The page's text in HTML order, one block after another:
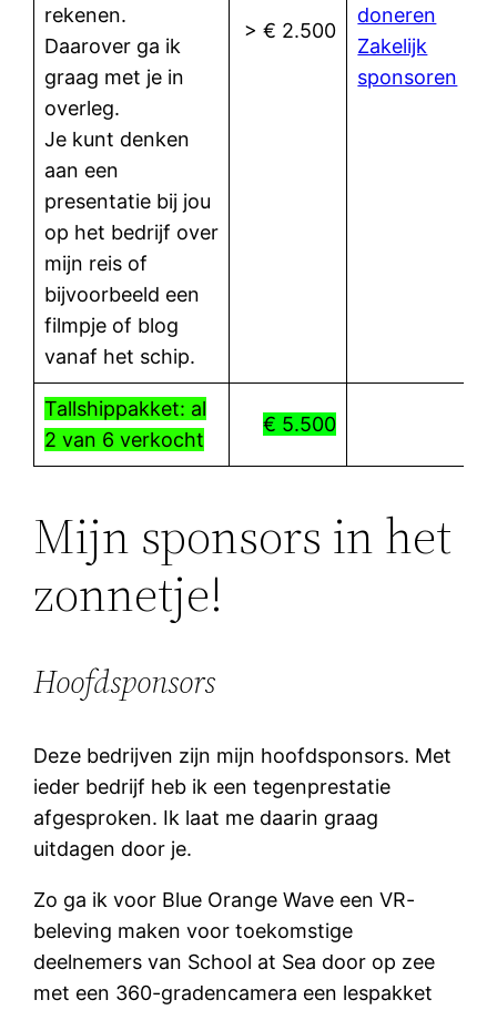
rekenen.
Daarover ga ik
graag met je in
overleg.
Je kunt denken
aan een
presentatie bij jou
op het bedrijf over
mijn reis of
bijvoorbeeld een
filmpje of blog
vanaf het schip.
> € 2.500
doneren
Zakelijk
sponsoren
Tallshippakket: al
2 van 6 verkocht
€ 5.500
Mijn sponsors in het
zonnetje!
Hoofdsponsors
Deze bedrijven zijn mijn hoofdsponsors. Met
ieder bedrijf heb ik een tegenprestatie
afgesproken. Ik laat me daarin graag
uitdagen door je.
Zo ga ik voor Blue Orange Wave een VR-
beleving maken voor toekomstige
deelnemers van School at Sea door op zee
met een 360-gradencamera een lespakket